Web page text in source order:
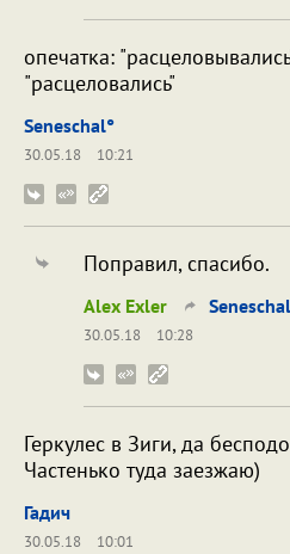
опечатка:
"расцеловались"
Seneschal°
30.05.18
10:21
Поправил, спасибо.
Alex Exler
30.05.18
10:28
Геркулес в Зиги, да
Частенько туда заезжаю)
Гадич
30.05.18
10:01